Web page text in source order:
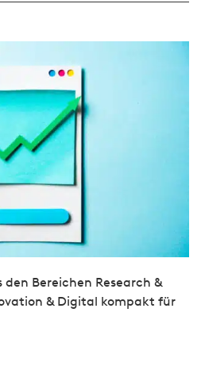
Bereichen Research &
& Digital kompakt für